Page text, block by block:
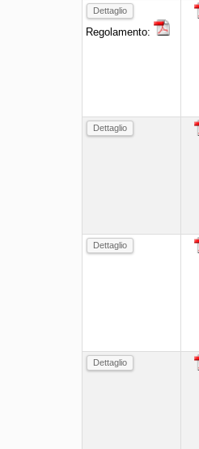
Dettaglio
Regolamento:
Dettaglio
Dettaglio
Dettaglio